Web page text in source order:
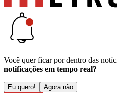
Você quer ficar por dentro das
notificações em tempo real?
Eu quero! Agora não